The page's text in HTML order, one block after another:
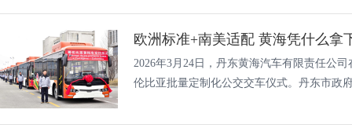
欧洲标准+南美适配 黄海凭什么拿
2026年3月24日，丹东黄海汽车有限责任公
伦比亚批量定制化公交交车仪式。丹东市政